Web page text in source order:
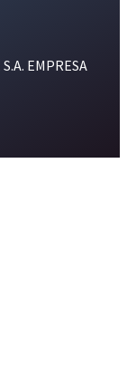
EMPRESA